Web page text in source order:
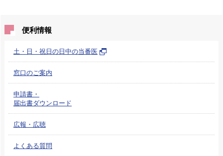
便利情報
土・日・祝日の日中の当番医
窓口のご案内
申請書・
届出書ダウンロード
広報・広聴
よくある質問